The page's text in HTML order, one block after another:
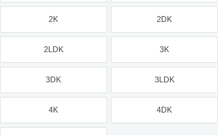
2K 2DK
2LDK 3K
3DK 3LDK
4K 4DK